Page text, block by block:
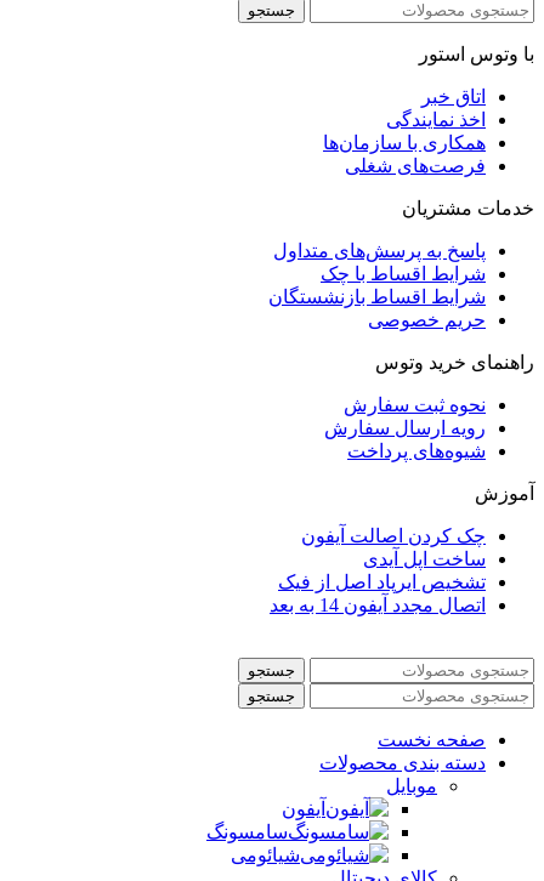
جستجو
با وتوس استور
اتاق خبر
اخذ نمایندگی
همکاری با سازمان‌ها
فرصت‌های شغلی
خدمات مشتریان
پاسخ به پرسش‌های متداول
شرایط اقساط با چک
شرایط اقساط بازنشستگان
حریم خصوصی
راهنمای خرید وتوس
نحوه ثبت سفارش
رویه ارسال سفارش
شیوه‌های پرداخت
آموزش
چک کردن اصالت آیفون
ساخت اپل آیدی
تشخیص ایرپاد اصل از فیک
اتصال مجدد آیفون 14 به بعد
جستجو
جستجو
صفحه نخست
دسته بندی محصولات
موبایل
آیفون
سامسونگ
شیائومی